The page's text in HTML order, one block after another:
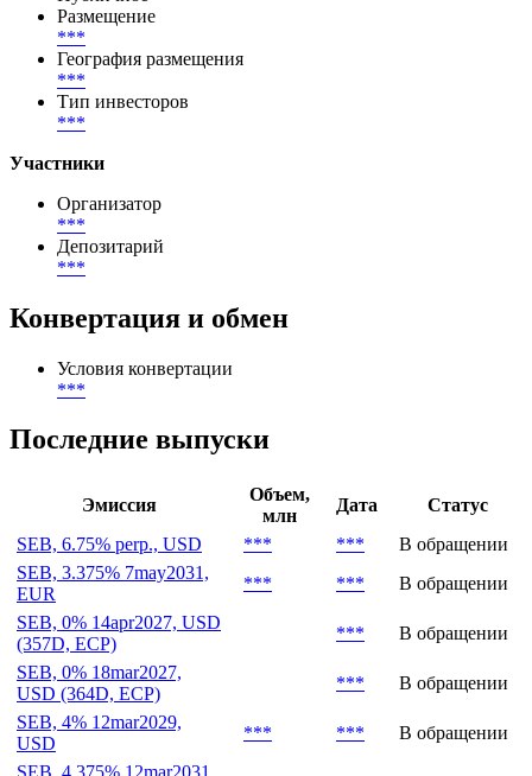
Способ размещения
Открытая подписка
Тип размещения
Публичное
Размещение
***
***
***
Участники
Депозитарий
Конвертация и обмен
Условия конвертации
Последние выпуски
Эмиссия
Объем,
млн
Дата
Статус
SEB, 6.75% perp., USD
***
В обращении
SEB, 3.375% 7may2031,
EUR
SEB, 0% 14apr2027, USD
(357D, ECP)
SEB, 0% 18mar2027,